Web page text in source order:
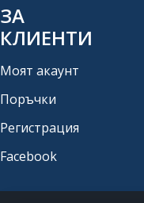
ЗА
КЛИЕНТИ
Моят акаунт
Поръчки
Регистрация
Facebook